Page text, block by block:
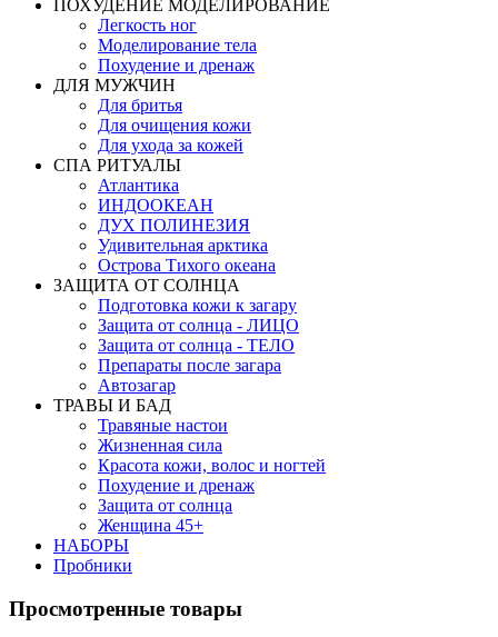
ПОХУДЕНИЕ МОДЕЛИРОВАНИЕ
Легкость ног
Моделирование тела
Похудение и дренаж
ДЛЯ МУЖЧИН
Для бритья
Для очищения кожи
Для ухода за кожей
СПА РИТУАЛЫ
Атлантика
ИНДООКЕАН
ДУХ ПОЛИНЕЗИЯ
Удивительная арктика
Острова Тихого океана
ЗАЩИТА ОТ СОЛНЦА
Подготовка кожи к загару
Защита от солнца - ЛИЦО
Защита от солнца - ТЕЛО
Препараты после загара
Автозагар
ТРАВЫ И БАД
Травяные настои
Жизненная сила
Красота кожи, волос и ногтей
Похудение и дренаж
Защита от солнца
Женщина 45+
НАБОРЫ
Пробники
Просмотренные товары